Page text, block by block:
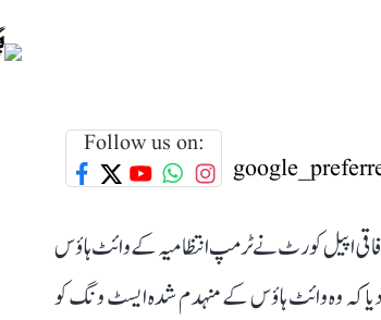
Follow us on:
اپیل کورٹ نے ٹرمپ انتظامیہ کے وائٹ ہاؤس
کہ وہ وائٹ ہاؤس کے منہدم شدہ ایسٹ ونگ کو